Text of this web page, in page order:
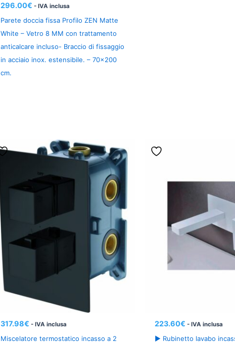
296.00€ - IVA inclusa
Parete doccia fissa Profilo ZEN Matte
White – Vetro 8 MM con trattamento
anticalcare incluso- Braccio di fissaggio
in acciaio inox. estensibile. – 70×200
cm.
317.98€ - IVA inclusa
Miscelatore termostatico incasso a 2
223.60€ - IVA inclusa
► Rubinetto lavabo